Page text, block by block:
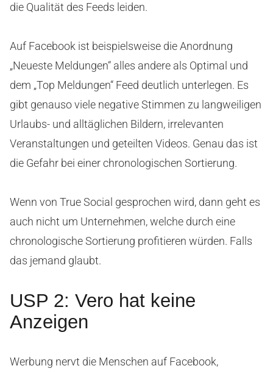
die Qualität des Feeds leiden.
Auf Facebook ist beispielsweise die Anordnung
„Neueste Meldungen“ alles andere als Optimal und
dem „Top Meldungen“ Feed deutlich unterlegen. Es
gibt genauso viele negative Stimmen zu langweiligen
Urlaubs- und alltäglichen Bildern, irrelevanten
Veranstaltungen und geteilten Videos. Genau das ist
die Gefahr bei einer chronologischen Sortierung.
Wenn von True Social gesprochen wird, dann geht es
auch nicht um Unternehmen, welche durch eine
chronologische Sortierung profitieren würden. Falls
das jemand glaubt.
USP 2: Vero hat keine
Anzeigen
Werbung nervt die Menschen auf Facebook,